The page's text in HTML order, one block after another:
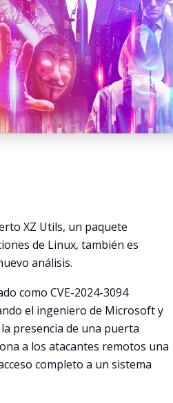
XZ Utils, un paquete
de Linux, también es
análisis.
como CVE-2024-3094
el ingeniero de Microsoft y
presencia de una puerta
a los atacantes remotos una
completo a un sistema